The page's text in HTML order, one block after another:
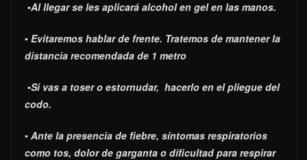
▪Al llegar se les aplicará alcohol en gel en las manos.
▪ Evitaremos hablar de frente. Tratemos de mantener la
distancia recomendada de 1 metro
▪Si vas a toser o estornudar, hacerlo en el pliegue del
codo.
▪ Ante la presencia de fiebre, síntomas respiratorios
como tos, dolor de garganta o dificultad para respirar